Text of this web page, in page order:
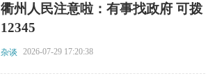
​衢州人民注意啦：有事找政府 可拨
12345
杂谈 2026-07-29 17:20:38